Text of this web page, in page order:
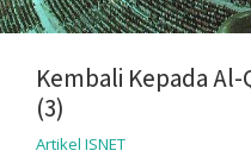
Kembali Kepada Al-
(3)
Artikel ISNET